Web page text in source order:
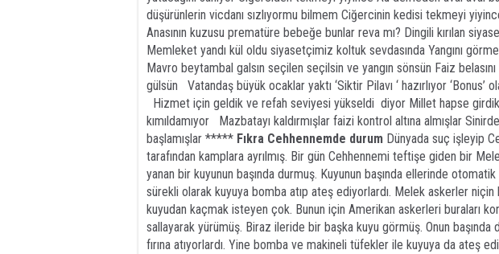
düşürünlerin vicdanı sızlıyormu bilmem Ciğercinin kedisi tekmeyi
Anasının kuzusu prematüre bebeğe bunlar reva mı? Dingili kırılan
Memleket yandı kül oldu siyasetçimiz koltuk sevdasında Yangını
Mavro beytambal galsın seçilen seçilsin ve yangın sönsün Faiz
gülsün Vatandaş büyük ocaklar yaktı ‘Siktir Pilavı ‘ hazırlıyor ‘Bonus’
Hizmet için geldik ve refah seviyesi yükseldi diyor Millet hapse
kımıldamıyor Mazbatayı kaldırmışlar faizi kontrol altına almışlar
başlamışlar ***** Fıkra Cehhennemde durum Dünyada suç işleyip
tarafından kamplara ayrılmış. Bir gün Cehhennemi teftişe giden bir
yanan bir kuyunun başında durmuş. Kuyunun başında ellerinde
sürekli olarak kuyuya bomba atıp ateş ediyorlardı. Melek askerler
kuyudan kaçmak isteyen çok. Bunun için Amerikan askerleri buraları
sallayarak yürümüş. Biraz ileride bir başka kuyu görmüş. Onun başında
fırına atıyorlardı. Yine bomba ve makineli tüfekler ile kuyuya da ateş